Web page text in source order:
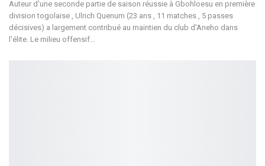
Auteur d'une seconde partie de saison réussie à Gbohloesu en première
division togolaise , Ulrich Quenum (23 ans , 11 matches , 5 passes
décisives) a largement contribué au maintien du club d'Aneho dans
l'élite. Le milieu offensif…